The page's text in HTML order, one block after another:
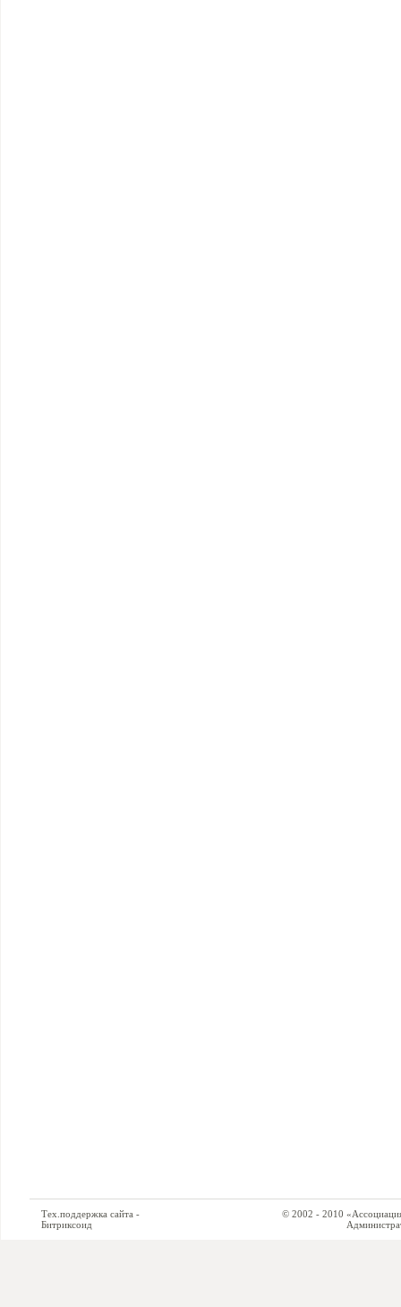
Тех.поддержка сайта -
Битриксоид
© 2002 - 2010 «Ассоциация